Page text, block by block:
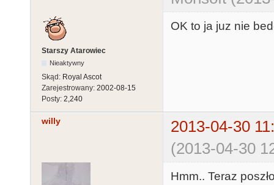
Starszy Atarowiec
Nieaktywny
Skąd: Royal Ascot
Zarejestrowany: 2002-08-15
Posty: 2,240
OK to ja juz nie
willy
2013-04-30
(2013-04-30
Hmm.. Teraz